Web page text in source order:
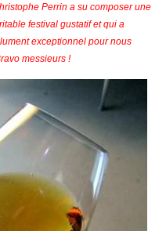
Perrin a su composer une
festival gustatif et qui a
exceptionnel pour nous
messieurs !